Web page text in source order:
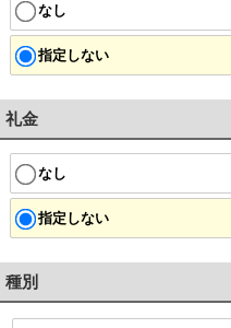
なし
指定しない
礼金
なし
指定しない
種別